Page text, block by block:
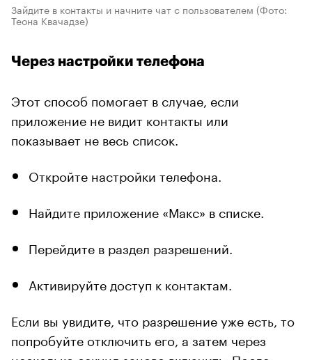
Зайдите в контакты и начните чат с пользователем (Фото:
Теона Квачадзе)
Через настройки телефона
Этот способ помогает в случае, если
приложение не видит контакты или
показывает не весь список.
Откройте настройки телефона.
Найдите приложение «Макс» в списке.
Перейдите в раздел разрешений.
Активируйте доступ к контактам.
Если вы увидите, что разрешение уже есть, то
попробуйте отключить его, а затем через